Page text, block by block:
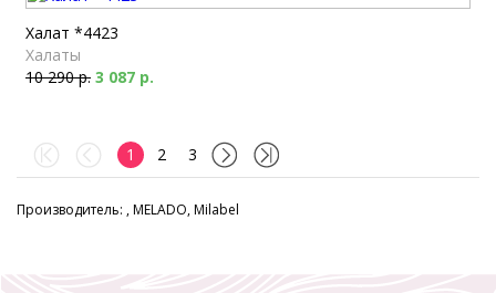
Халат *4423
Халаты
10 290 р. 3 087 р.
1 2 3
Производитель: , MELADO, Milabel